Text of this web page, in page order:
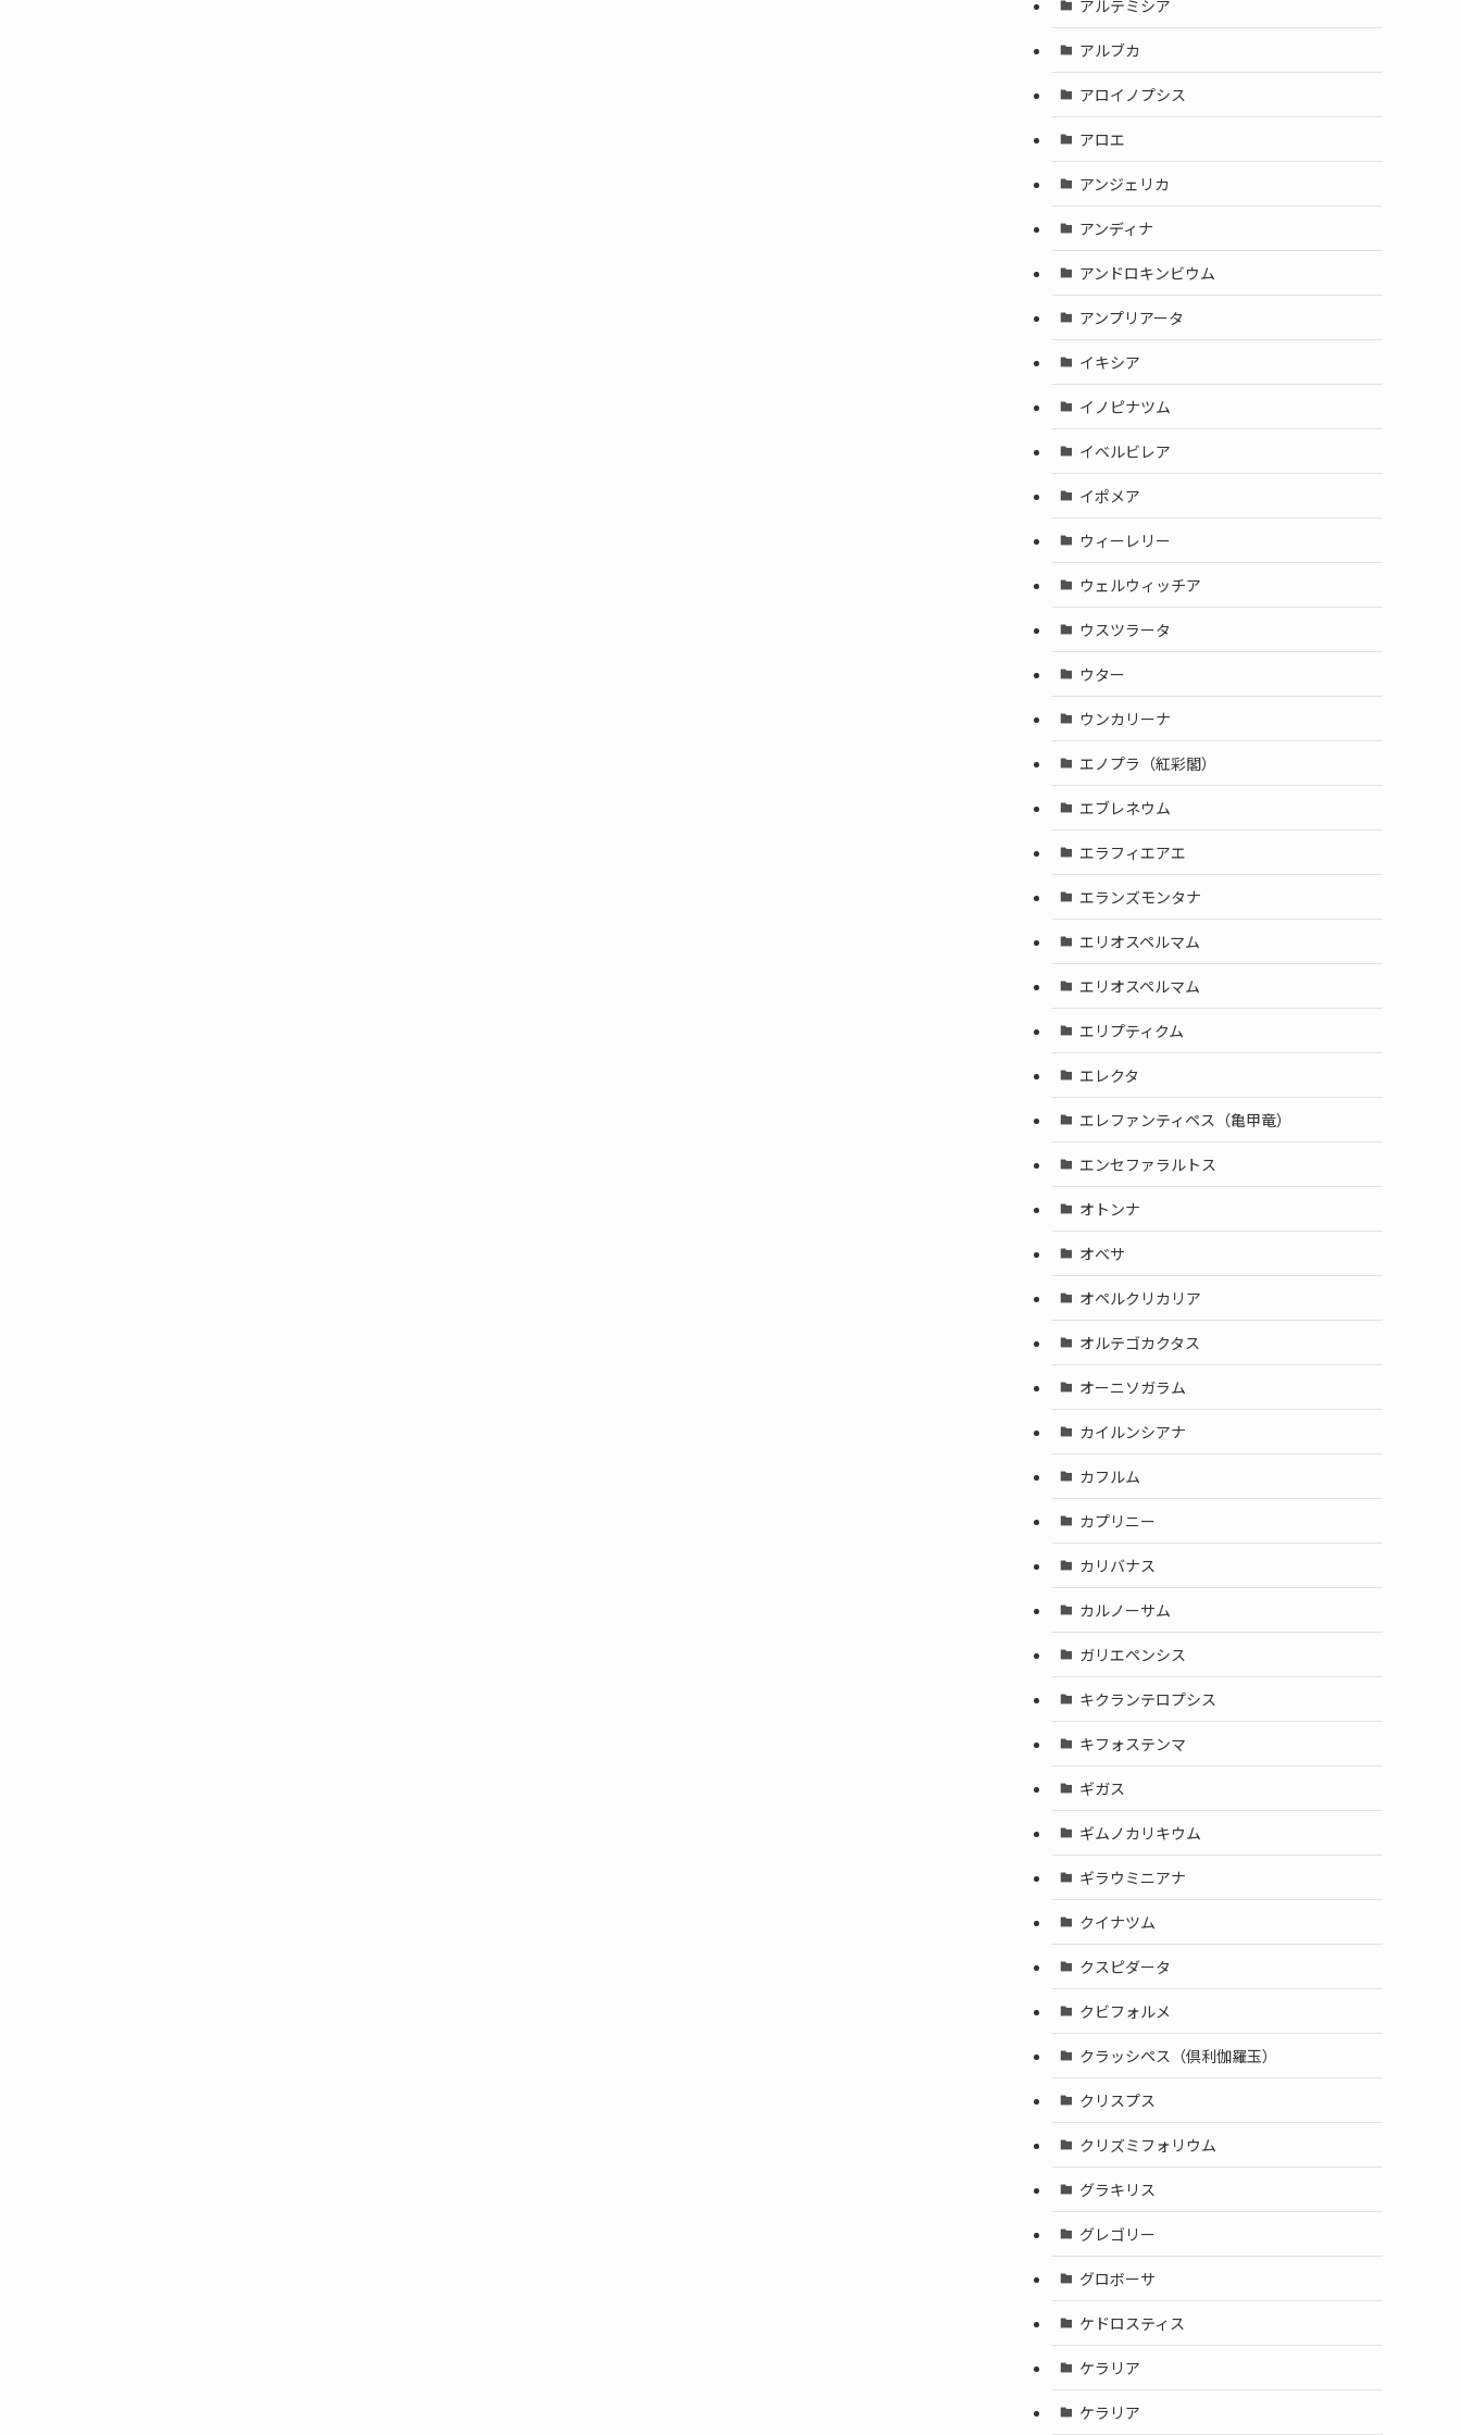
アルテミシア
アルブカ
アロイノプシス
アロエ
アンジェリカ
アンディナ
アンドロキンビウム
アンプリアータ
イキシア
イノピナツム
イベルビレア
イポメア
ウィーレリー
ウェルウィッチア
ウスツラータ
ウター
ウンカリーナ
エノプラ（紅彩閣）
エブレネウム
エラフィエアエ
エランズモンタナ
エリオスペルマム
エリオスペルマム
エリプティクム
エレクタ
エレファンティペス（亀甲竜）
エンセファラルトス
オトンナ
オベサ
オペルクリカリア
オルテゴカクタス
オーニソガラム
カイルンシアナ
カフルム
カプリニー
カリバナス
カルノーサム
ガリエペンシス
キクランテロプシス
キフォステンマ
ギガス
ギムノカリキウム
ギラウミニアナ
クイナツム
クスピダータ
クビフォルメ
クラッシペス（倶利伽羅玉）
クリスプス
クリズミフォリウム
グラキリス
グレゴリー
グロボーサ
ケドロスティス
ケラリア
ケラリア